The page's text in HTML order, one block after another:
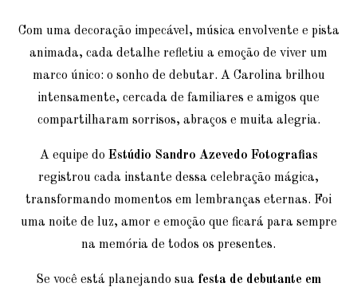
Com uma decoração impecável, música envolvente e pista
animada, cada detalhe refletiu a emoção de viver um
marco único: o sonho de debutar. A Carolina brilhou
intensamente, cercada de familiares e amigos que
compartilharam sorrisos, abraços e muita alegria.
A equipe do Estúdio Sandro Azevedo Fotografias
registrou cada instante dessa celebração mágica,
transformando momentos em lembranças eternas. Foi
uma noite de luz, amor e emoção que ficará para sempre
na memória de todos os presentes.
Se você está planejando sua festa de debutante em